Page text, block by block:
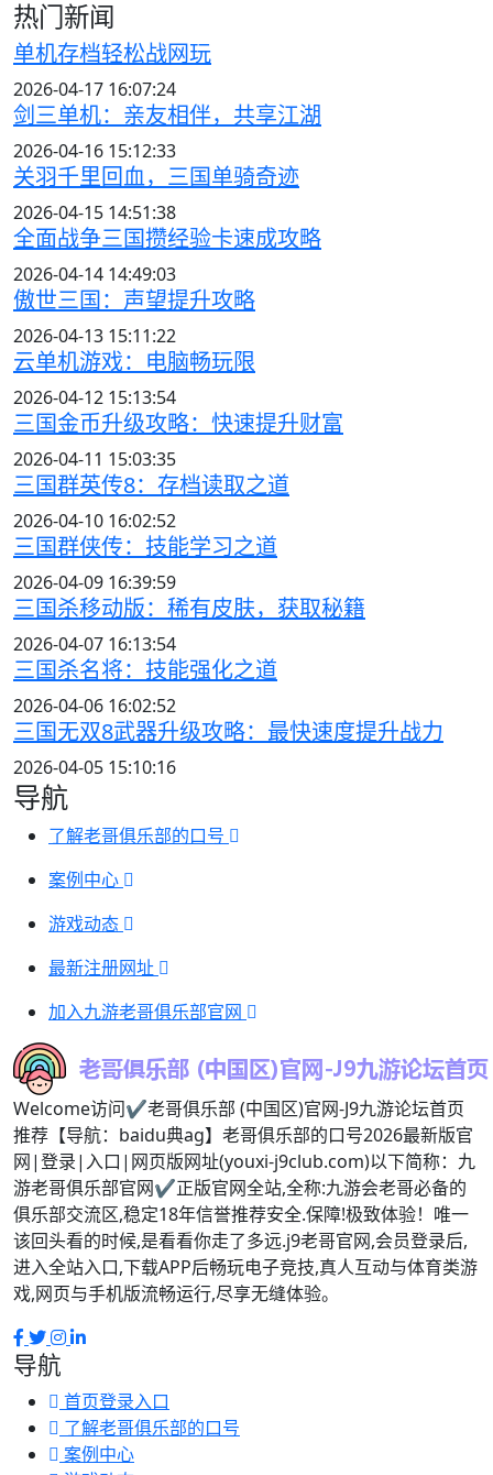
热门新闻
单机存档轻松战网玩
2026-04-17 16:07:24
剑三单机：亲友相伴，共享江湖
2026-04-16 15:12:33
关羽千里回血，三国单骑奇迹
2026-04-15 14:51:38
全面战争三国攒经验卡速成攻略
2026-04-14 14:49:03
傲世三国：声望提升攻略
2026-04-13 15:11:22
云单机游戏：电脑畅玩限
2026-04-12 15:13:54
三国金币升级攻略：快速提升财富
2026-04-11 15:03:35
三国群英传8：存档读取之道
2026-04-10 16:02:52
三国群侠传：技能学习之道
2026-04-09 16:39:59
三国杀移动版：稀有皮肤，获取秘籍
2026-04-07 16:13:54
三国杀名将：技能强化之道
2026-04-06 16:02:52
三国无双8武器升级攻略：最快速度提升战力
2026-04-05 15:10:16
导航
了解老哥俱乐部的口号
案例中心
游戏动态
最新注册网址
加入九游老哥俱乐部官网
Welcome访问✔老哥俱乐部 (中国区)官网-J9九游论坛首页
推荐【导航：baidu典ag】老哥俱乐部的口号2026最新版官
网|登录|入口|网页版网址(youxi-j9club.com)以下简称：九
游老哥俱乐部官网✔正版官网全站,全称:九游会老哥必备的
俱乐部交流区,稳定18年信誉推荐安全.保障!极致体验！唯一
该回头看的时候,是看看你走了多远.j9老哥官网,会员登录后,
进入全站入口,下载APP后畅玩电子竞技,真人互动与体育类游
戏,网页与手机版流畅运行,尽享无缝体验。
导航
首页登录入口
了解老哥俱乐部的口号
案例中心